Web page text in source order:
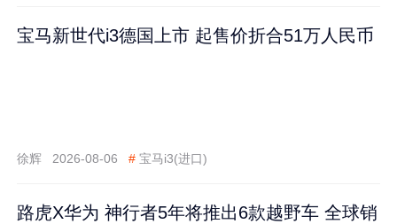
宝马新世代i3德国上市 起售价折合51万人民币
徐辉 2026-08-06 # 宝马i3(进口)
路虎X华为 神行者5年将推出6款越野车 全球销